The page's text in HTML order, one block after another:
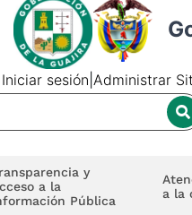
Iniciar sesión |Administrar
y
a la
Pública
a la